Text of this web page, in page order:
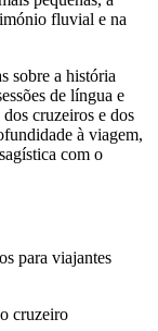
fluvial e na
sobre a história
de língua e
cruzeiros e dos
à viagem,
com o
para viajantes
cruzeiro